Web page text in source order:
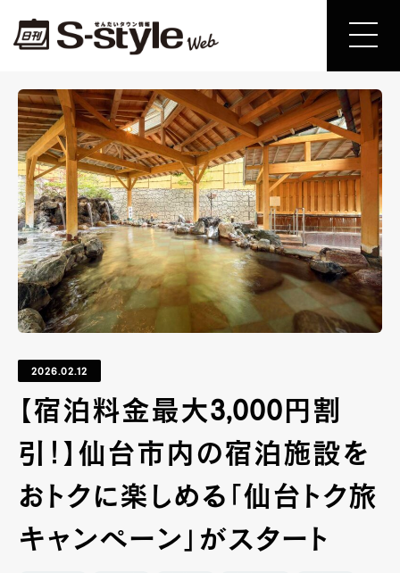
2026.02.12
【宿泊料金最大3,000円割
引！】仙台市内の宿泊施設を
おトクに楽しめる「仙台トク旅
キャンペーン」がスタート